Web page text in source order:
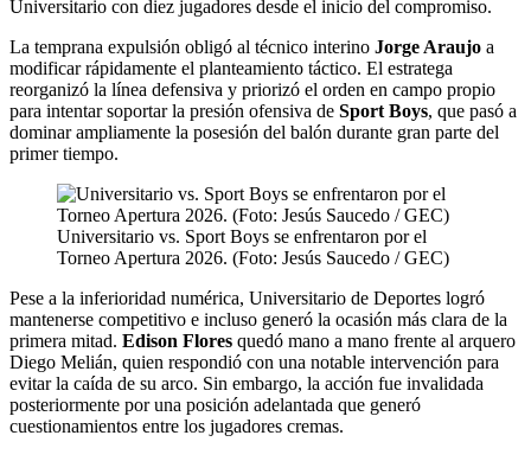
Universitario con diez jugadores desde el inicio del compromiso.
La temprana expulsión obligó al técnico interino Jorge Araujo a
modificar rápidamente el planteamiento táctico. El estratega
reorganizó la línea defensiva y priorizó el orden en campo propio
para intentar soportar la presión ofensiva de Sport Boys, que pasó a
dominar ampliamente la posesión del balón durante gran parte del
primer tiempo.
Universitario vs. Sport Boys se enfrentaron por el
Torneo Apertura 2026. (Foto: Jesús Saucedo / GEC)
Pese a la inferioridad numérica, Universitario de Deportes logró
mantenerse competitivo e incluso generó la ocasión más clara de la
primera mitad. Edison Flores quedó mano a mano frente al arquero
Diego Melián, quien respondió con una notable intervención para
evitar la caída de su arco. Sin embargo, la acción fue invalidada
posteriormente por una posición adelantada que generó
cuestionamientos entre los jugadores cremas.